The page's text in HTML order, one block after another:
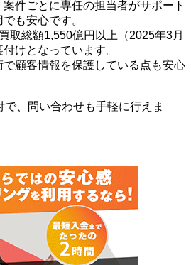
件ごとに専任の担当者がサポート
も安心です。
取総額1,550億円以上（2025年3月
けとなっています。
顧客情報を保護している点も安心
、問い合わせも手軽に行えま